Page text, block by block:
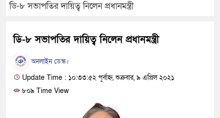
ডি-৮ সভাপতির দায়িত্ব নিলেন প্রধানমন্ত্রী
ডি-৮ সভাপতির দায়িত্ব নিলেন প্রধানমন্ত্রী
অনলাইন ডেস্ক।
Update Time : ১০:৩৩:৫২ পূর্বাহ্ন, শুক্রবার, ৯ এপ্রিল ২০২১
৮০৯ Time View